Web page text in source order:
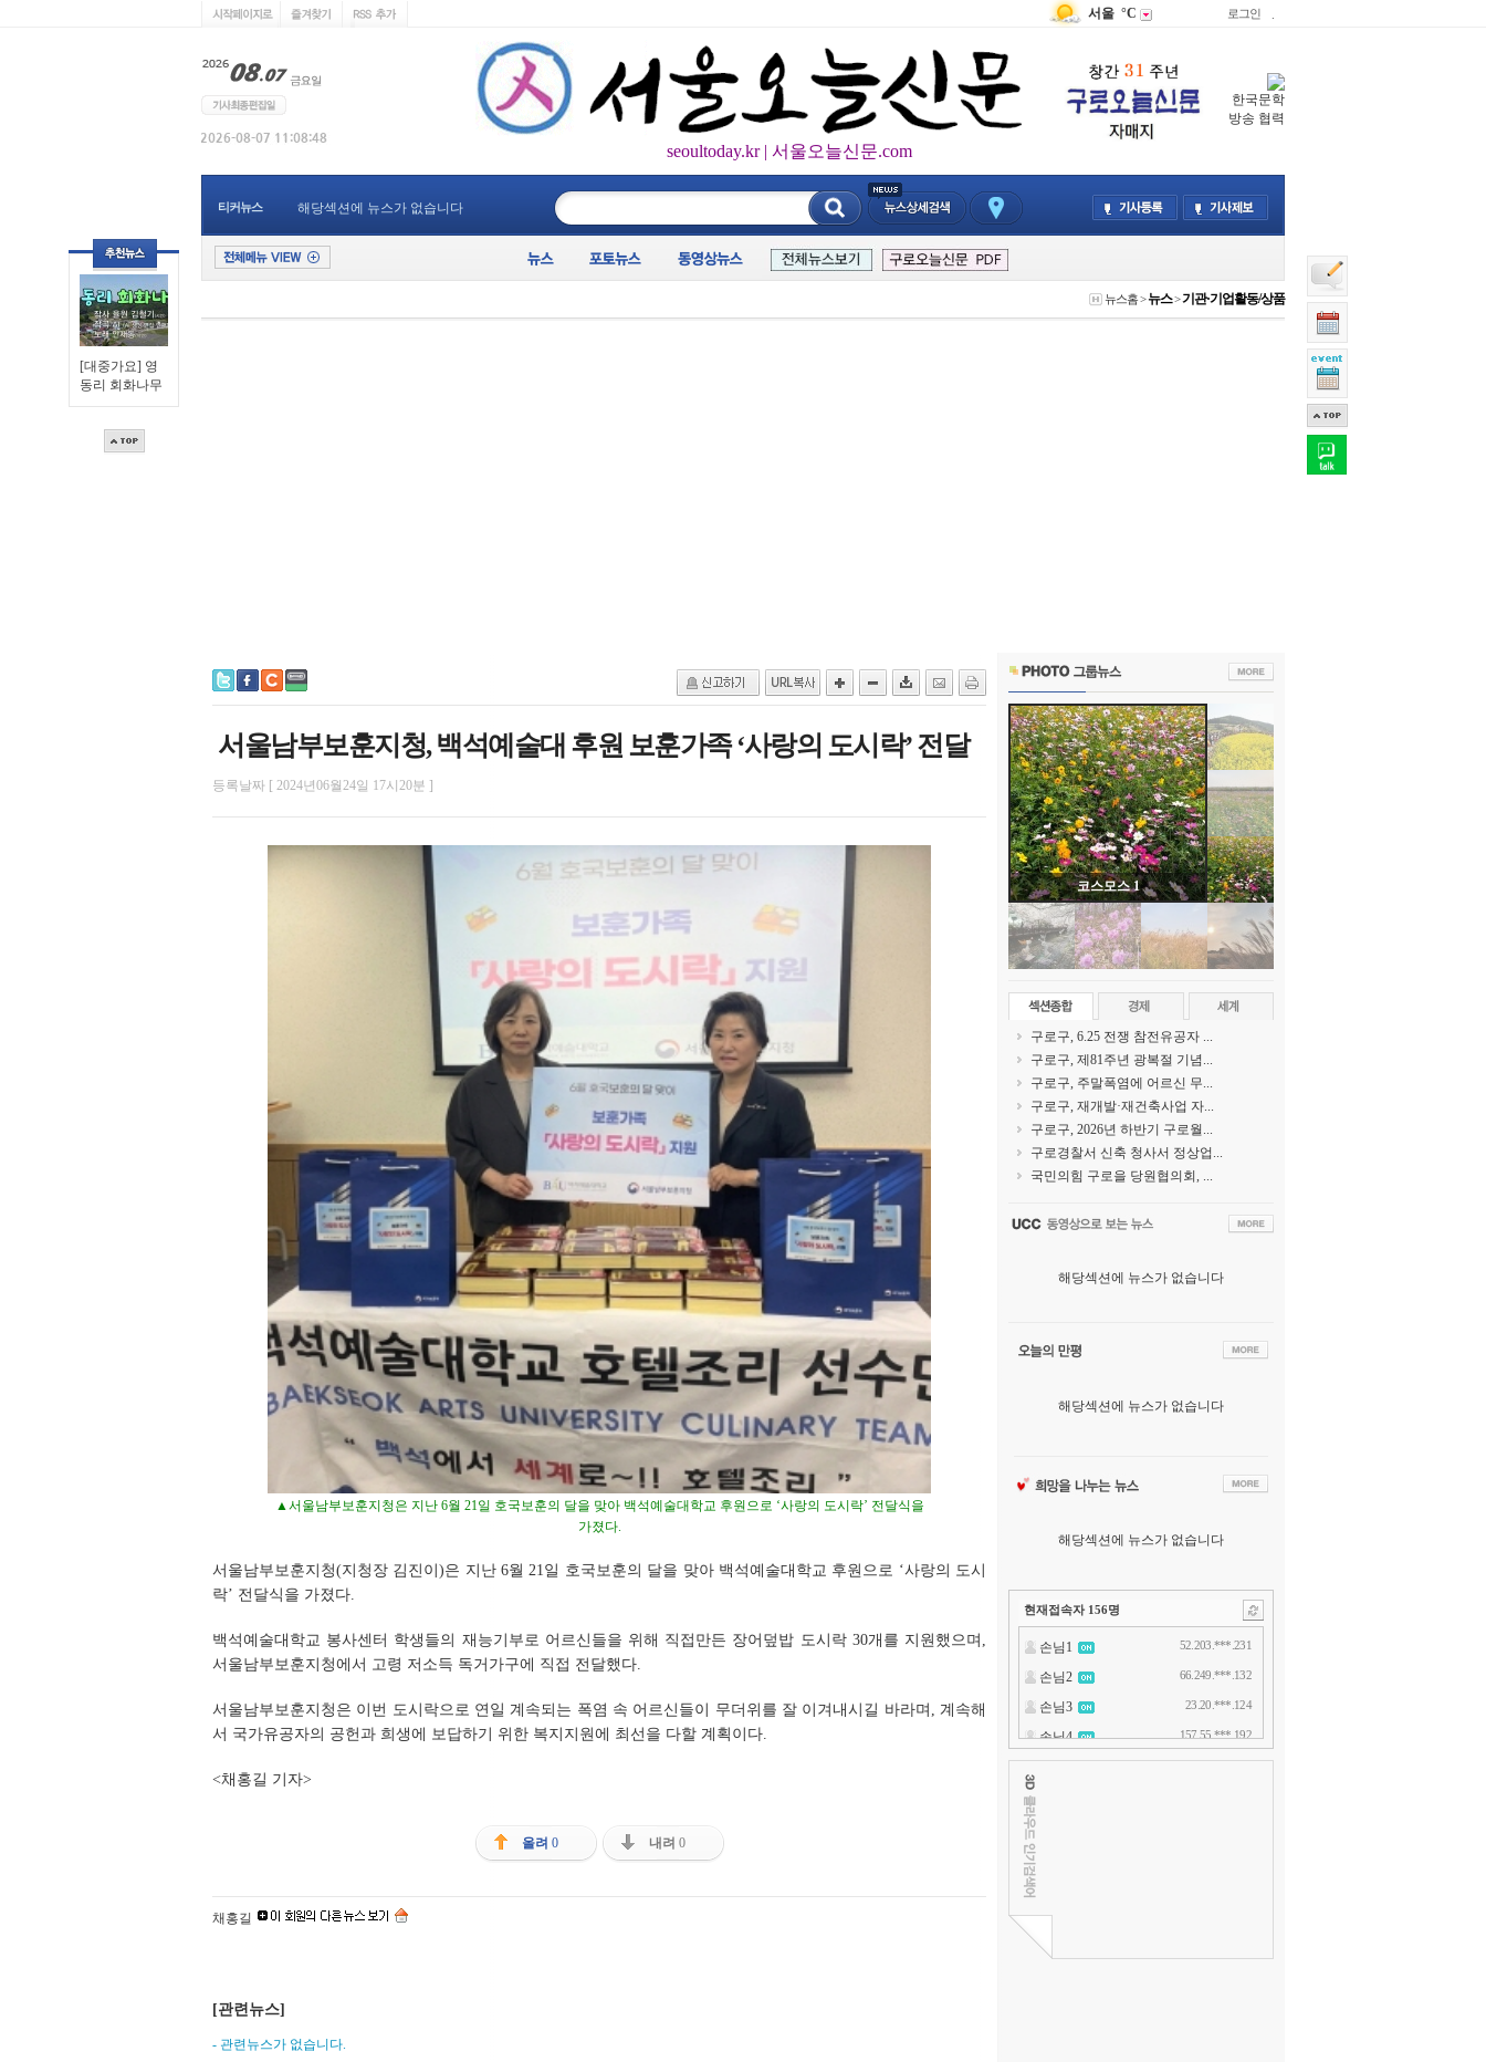
[대중가요] 영
동리 회화나무
서울 °C 로그인
seoultoday.kr | 서울오늘신문.com
한국문학
방송 협력
티커뉴스 해당섹션에 뉴스가 없습니다
뉴스홈>뉴스>기관·기업활동/상품
서울남부보훈지청, 백석예술대 후원 보훈가족 ‘사랑의 도시락’ 전달
등록날짜 [ 2024년06월24일 17시20분 ]
▲서울남부보훈지청은 지난 6월 21일 호국보훈의 달을 맞아 백석예술대학교 후원으로 ‘사랑의 도시락’ 전달식을
가졌다.
서울남부보훈지청(지청장 김진이)은 지난 6월 21일 호국보훈의 달을 맞아 백석예술대학교 후원으로 ‘사랑의 도시
락’ 전달식을 가졌다.
백석예술대학교 봉사센터 학생들의 재능기부로 어르신들을 위해 직접만든 장어덮밥 도시락 30개를 지원했으며,
서울남부보훈지청에서 고령 저소득 독거가구에 직접 전달했다.
서울남부보훈지청은 이번 도시락으로 연일 계속되는 폭염 속 어르신들이 무더위를 잘 이겨내시길 바라며, 계속해
서 국가유공자의 공헌과 희생에 보답하기 위한 복지지원에 최선을 다할 계획이다.
<채홍길 기자>
올려 0 내려 0
채홍길
[관련뉴스]
- 관련뉴스가 없습니다.
코스모스 1
구로구, 6.25 전쟁 참전유공자 ...
구로구, 제81주년 광복절 기념...
구로구, 주말폭염에 어르신 무...
구로구, 재개발·재건축사업 자...
구로구, 2026년 하반기 구로월...
구로경찰서 신축 청사서 정상업...
국민의힘 구로을 당원협의회, ...
해당섹션에 뉴스가 없습니다
해당섹션에 뉴스가 없습니다
해당섹션에 뉴스가 없습니다
현재접속자 156명